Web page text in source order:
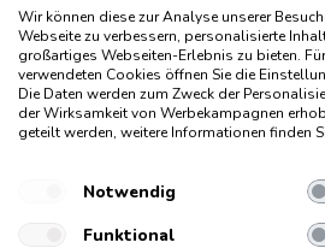
Wir können diese zur Analyse unserer
Webseite zu verbessern, personalisierte
großartiges Webseiten-Erlebnis zu bieten.
verwendeten Cookies öffnen Sie die
Die Daten werden zum Zweck der
der Wirksamkeit von Werbekampagnen
geteilt werden, weitere Informationen finden
Notwendig
Funktional